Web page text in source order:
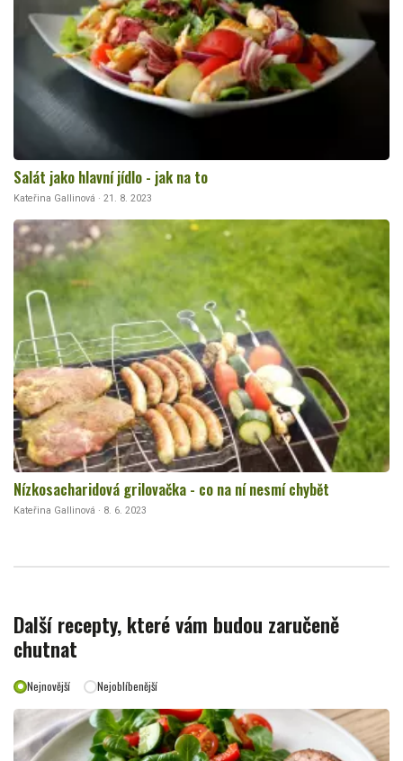
Salát jako hlavní jídlo - jak na to
Kateřina Gallinová · 21. 8. 2023
Nízkosacharidová grilovačka - co na ní nesmí chybět
Kateřina Gallinová · 8. 6. 2023
Další recepty, které vám budou zaručeně
chutnat
Nejnovější Nejoblíbenější